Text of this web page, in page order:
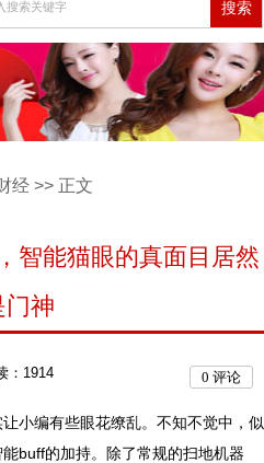
经 >> 正文
智能猫眼的真面目居然
门神
：1914 0 评论
小编有些眼花缭乱。不知不觉中，似
buff的加持。除了常规的扫地机器